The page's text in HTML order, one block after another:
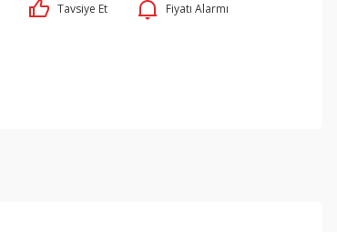
Tavsiye Et Fiyatı Alarmı